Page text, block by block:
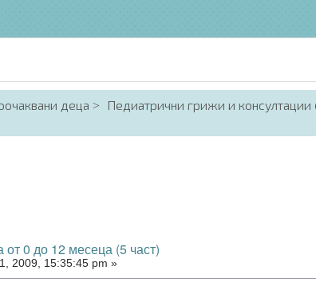
деца Педиатрични грижи и консултации
0 до 12 месеца (5 част)
2009, 15:35:45 pm »